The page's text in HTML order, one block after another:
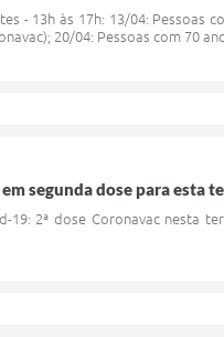
- 13h às 17h: 13/04: Pessoas
20/04: Pessoas com 70
segunda dose para esta
19: 2ª dose Coronavac nesta